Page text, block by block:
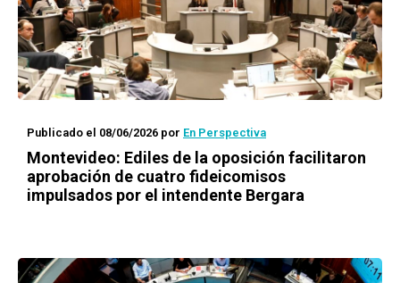
Publicado el 08/06/2026 por En Perspectiva
Montevideo: Ediles de la oposición facilitaron
aprobación de cuatro fideicomisos
impulsados por el intendente Bergara